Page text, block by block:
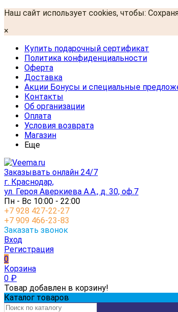
Наш сайт использует cookies, чтобы:
×
Купить подарочный сертификат
Политика конфиденциальности
Оферта
Доставка
Акции Бонусы и специальные
Контакты
Об организации
Оплата
Условия возврата
Магазин
Еще
Заказывать онлайн 24/7
г. Краснодар,
ул. Героя Аверкиева А.А., д. 30, оф.7
Пн - Вс 10:00 - 22:00
+7 928 427-22-27
+7 909 466-23-83
Заказать звонок
Вход
Регистрация
0
Корзина
0 ₽
Товар добавлен в корзину!
Каталог товаров